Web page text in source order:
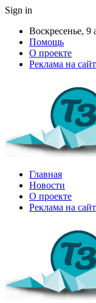
Sign in
Воскресенье, 9
Помощь
О проекте
Реклама на
Главная
Новости
О проекте
Реклама на